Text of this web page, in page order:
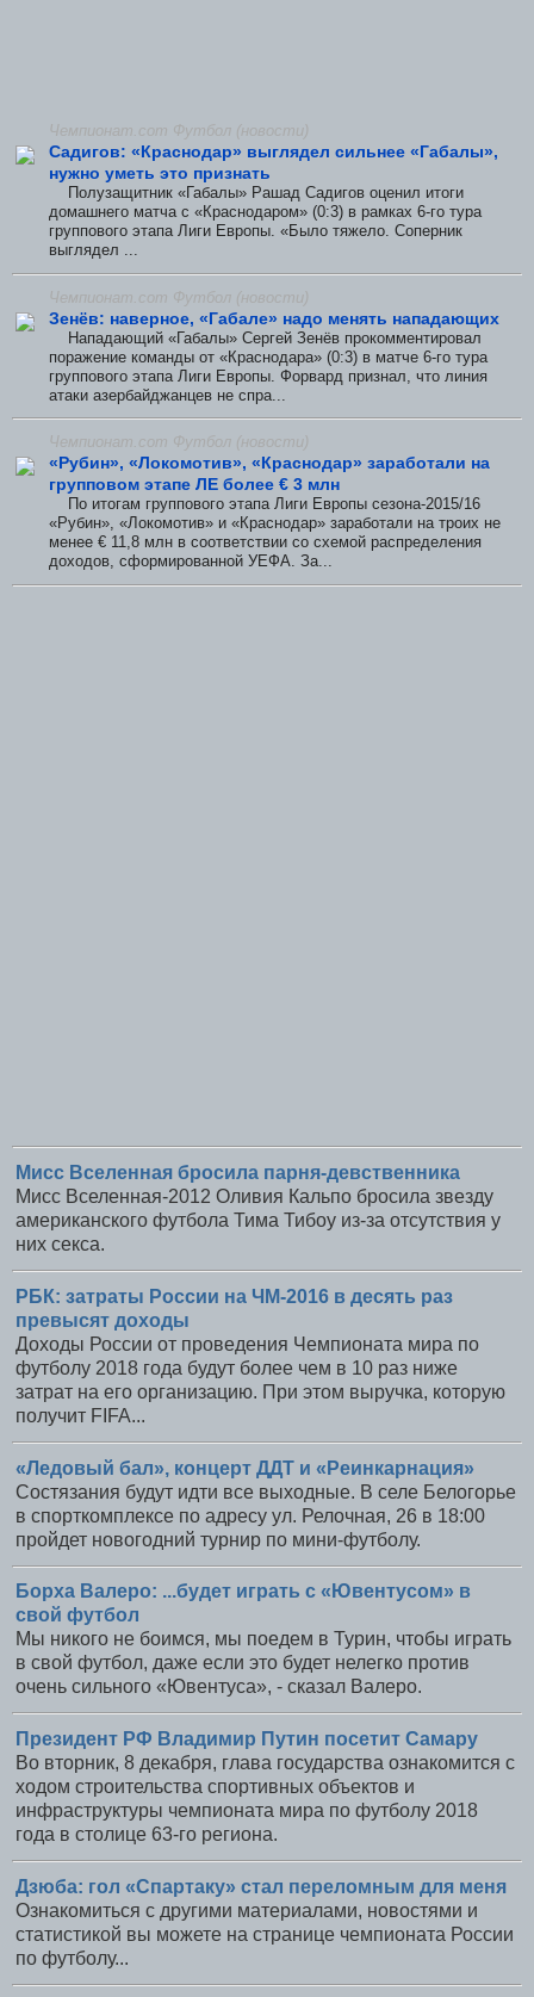
Чемпионат.com Футбол (новости)
Садигов: «Краснодар» выглядел сильнее «Габалы»,
нужно уметь это признать
Полузащитник «Габалы» Рашад Садигов оценил итоги
домашнего матча с «Краснодаром» (0:3) в рамках 6-го тура
группового этапа Лиги Европы. «Было тяжело. Соперник
выглядел ...
Чемпионат.com Футбол (новости)
Зенёв: наверное, «Габале» надо менять нападающих
Нападающий «Габалы» Сергей Зенёв прокомментировал
поражение команды от «Краснодара» (0:3) в матче 6-го тура
группового этапа Лиги Европы. Форвард признал, что линия
атаки азербайджанцев не спра...
Чемпионат.com Футбол (новости)
«Рубин», «Локомотив», «Краснодар» заработали на
групповом этапе ЛЕ более € 3 млн
По итогам группового этапа Лиги Европы сезона-2015/16
«Рубин», «Локомотив» и «Краснодар» заработали на троих не
менее € 11,8 млн в соответствии со схемой распределения
доходов, сформированной УЕФА. За...
Мисс Вселенная бросила парня-девственника
Мисс Вселенная-2012 Оливия Кальпо бросила звезду
американского футбола Тима Тибоу из-за отсутствия у
них секса.
РБК: затраты России на ЧМ-2016 в десять раз
превысят доходы
Доходы России от проведения Чемпионата мира по
футболу 2018 года будут более чем в 10 раз ниже
затрат на его организацию. При этом выручка, которую
получит FIFA...
«Ледовый бал», концерт ДДТ и «Реинкарнация»
Состязания будут идти все выходные. В селе Белогорье
в спорткомплексе по адресу ул. Релочная, 26 в 18:00
пройдет новогодний турнир по мини-футболу.
Борха Валеро: ...будет играть с «Ювентусом» в
свой футбол
Мы никого не боимся, мы поедем в Турин, чтобы играть
в свой футбол, даже если это будет нелегко против
очень сильного «Ювентуса», - сказал Валеро.
Президент РФ Владимир Путин посетит Самару
Во вторник, 8 декабря, глава государства ознакомится с
ходом строительства спортивных объектов и
инфраструктуры чемпионата мира по футболу 2018
года в столице 63-го региона.
Дзюба: гол «Спартаку» стал переломным для меня
Ознакомиться с другими материалами, новостями и
статистикой вы можете на странице чемпионата России
по футболу...